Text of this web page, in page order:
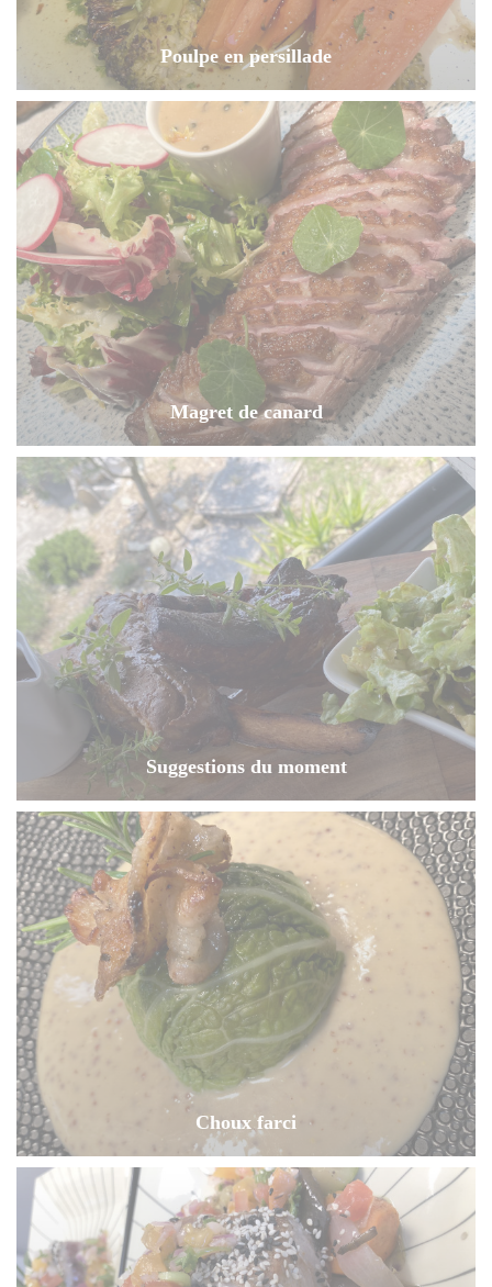
Poulpe en persillade
Magret de canard
Suggestions du moment
Choux farci